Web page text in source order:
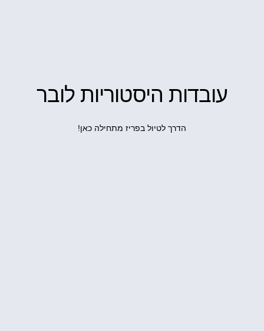
עובדות היסטוריות לובר
הדרך לטיול בפריז מתחילה כאן!